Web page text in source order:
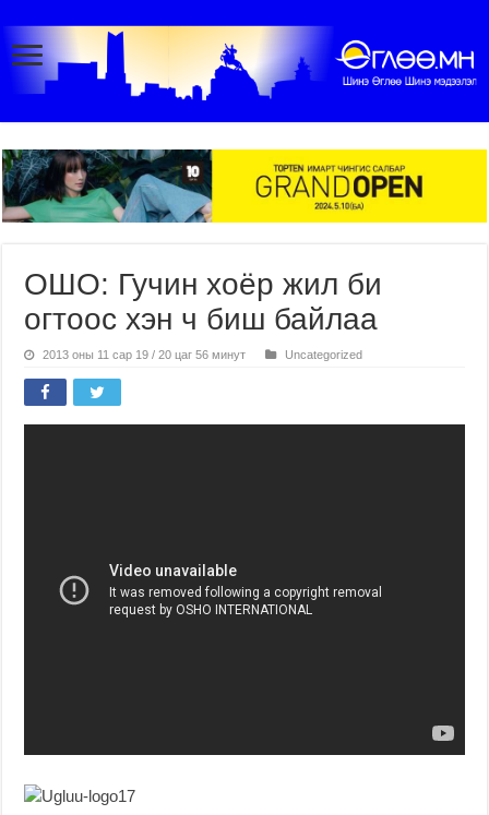
ОШО: Гучин хоёр жил би
огтоос хэн ч биш байлаа
2013 оны 11 сар 19 / 20 цаг 56 минут Uncategorized